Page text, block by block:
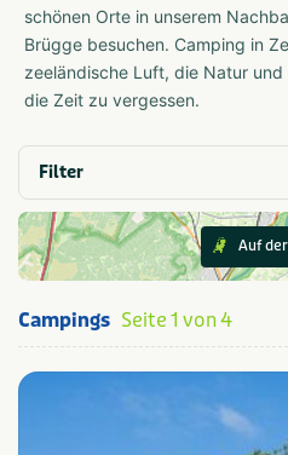
schönen Orte in unserem
Brügge besuchen. Camping in
zeeländische Luft, die Natur
die Zeit zu vergessen.
Filter
Auf
Campings Seite 1 von 4